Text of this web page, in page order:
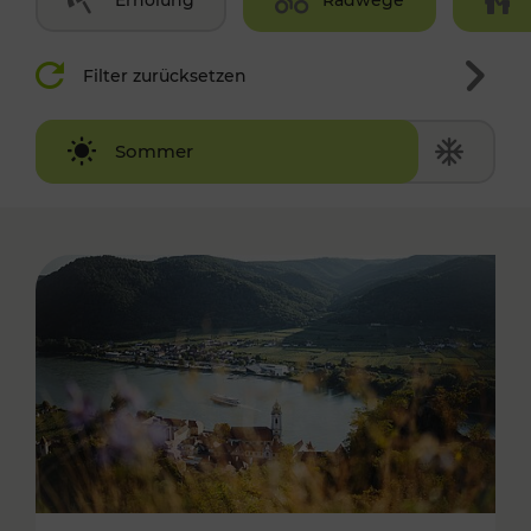
Filter zurücksetzen
Sommer
Winter